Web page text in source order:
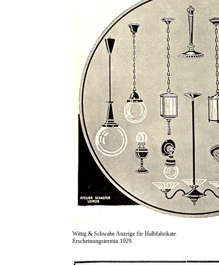
Wittig & Schwabe Anzeige für Halbfabrikate.
Erscheinungstermin 1929.